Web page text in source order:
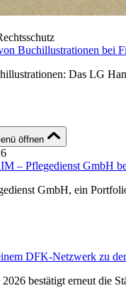
Buchillustrationen bei
Das LG
öffnen
– Pflegedienst GmbH
GmbH, ein
DFK-Netzwerk zu
bestätigt erneut die